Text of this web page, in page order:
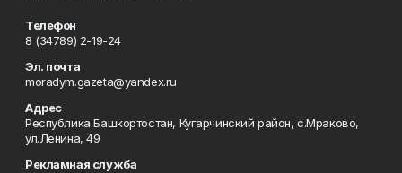
Телефон
8 (34789) 2-19-24
Эл. почта
moradym.gazeta@yandex.ru
Адрес
Республика Башкортостан, Кугарчинский район, с.Мраково,
ул.Ленина, 49
Рекламная служба